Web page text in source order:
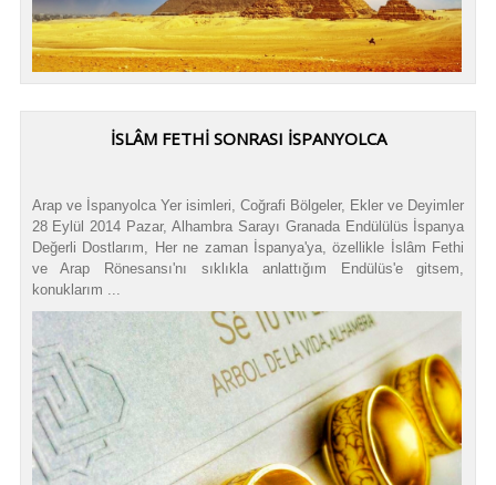
İSLÂM FETHİ SONRASI İSPANYOLCA
Arap ve İspanyolca Yer isimleri, Coğrafi Bölgeler, Ekler ve Deyimler
28 Eylül 2014 Pazar, Alhambra Sarayı Granada Endülülüs İspanya
Değerli Dostlarım, Her ne zaman İspanya'ya, özellikle İslâm Fethi
ve Arap Rönesansı'nı sıklıkla anlattığım Endülüs'e gitsem,
konuklarım ...